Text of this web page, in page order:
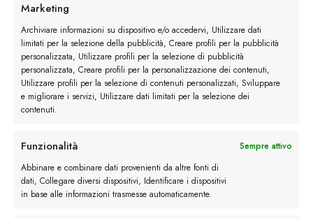
Marketing
Archiviare informazioni su dispositivo e/o accedervi, Utilizzare dati
limitati per la selezione della pubblicità, Creare profili per la pubblicità
personalizzata, Utilizzare profili per la selezione di pubblicità
personalizzata, Creare profili per la personalizzazione dei contenuti,
Utilizzare profili per la selezione di contenuti personalizzati, Sviluppare
e migliorare i servizi, Utilizzare dati limitati per la selezione dei
contenuti.
Funzionalità
Sempre attivo
Abbinare e combinare dati provenienti da altre fonti di
dati, Collegare diversi dispositivi, Identificare i dispositivi
in base alle informazioni trasmesse automaticamente.
Servizio Clienti